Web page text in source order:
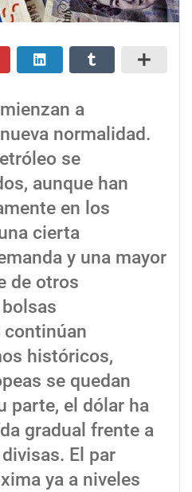
a
normalidad.
se
aunque han
en los
cierta
y una mayor
de otros
continúan
históricos,
se quedan
parte, el dólar ha
gradual frente a
El par
ya a niveles